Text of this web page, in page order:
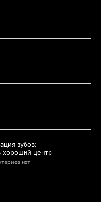
зубов:
хороший центр
нет